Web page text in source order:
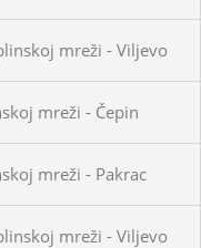
mreži - Viljevo
mreži - Čepin
mreži - Pakrac
mreži - Viljevo